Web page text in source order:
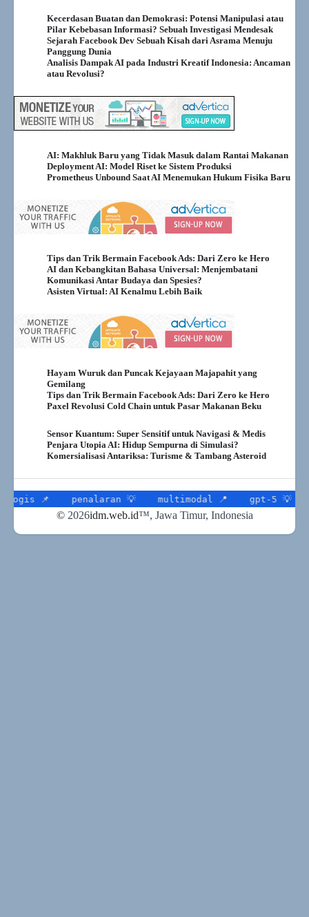
Kecerdasan Buatan dan Demokrasi: Potensi Manipulasi atau
Pilar Kebebasan Informasi? Sebuah Investigasi Mendesak
Sejarah Facebook Dev Sebuah Kisah dari Asrama Menuju
Panggung Dunia
Analisis Dampak AI pada Industri Kreatif Indonesia: Ancaman
atau Revolusi?
AI: Makhluk Baru yang Tidak Masuk dalam Rantai Makanan
Deployment AI: Model Riset ke Sistem Produksi
Prometheus Unbound Saat AI Menemukan Hukum Fisika Baru
Tips dan Trik Bermain Facebook Ads: Dari Zero ke Hero
AI dan Kebangkitan Bahasa Universal: Menjembatani
Komunikasi Antar Budaya dan Spesies?
Asisten Virtual: AI Kenalmu Lebih Baik
Hayam Wuruk dan Puncak Kejayaan Majapahit yang
Gemilang
Tips dan Trik Bermain Facebook Ads: Dari Zero ke Hero
Paxel Revolusi Cold Chain untuk Pasar Makanan Beku
Sensor Kuantum: Super Sensitif untuk Navigasi & Medis
Penjara Utopia AI: Hidup Sempurna di Simulasi?
Komersialisasi Antariksa: Turisme & Tambang Asteroid
💡 multimodal 📍 gpt-5 💡 transportasi
©2026idm.web.id™, Jawa Timur, Indonesia